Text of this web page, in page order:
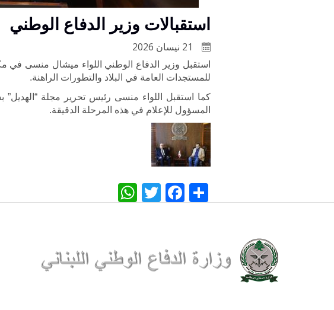
استقبالات وزير الدفاع الوطني
استقبل وزير الدفاع الوطني اللواء ميشال منسى
للمستجدات العامة في البلاد والتطورات الراهنة.
كما استقبل اللواء منسى رئيس تحرير مجلة
المسؤول للإعلام في هذه المرحلة الدقيقة.
Share
Facebook
Twitter